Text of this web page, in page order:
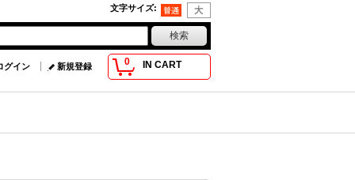
文字サイズ:
0 IN CART
グイン 新規登録